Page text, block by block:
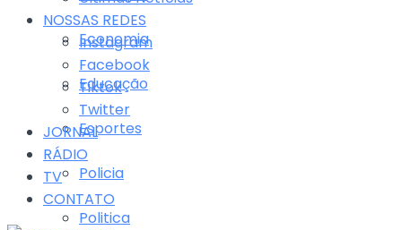
Economia
Educação
Esportes
Policia
Politica
NOSSAS REDES
Instagram
Facebook
Tiktok
Twitter
JORNAL
RÁDIO
TV
CONTATO